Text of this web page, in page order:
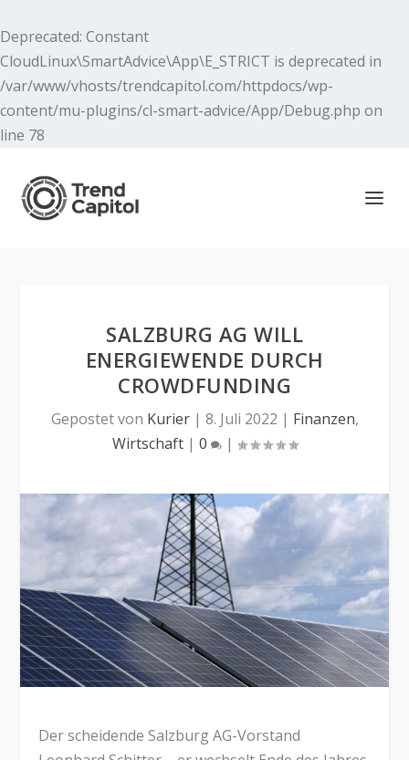
Deprecated: Constant
CloudLinux\SmartAdvice\App\E_STRICT is deprecated in
/var/www/vhosts/trendcapitol.com/httpdocs/wp-
content/mu-plugins/cl-smart-advice/App/Debug.php on
line 78
SALZBURG AG WILL
ENERGIEWENDE DURCH
CROWDFUNDING
Gepostet von Kurier| 8. Juli 2022 | Finanzen,
Wirtschaft| 0 |
Der scheidende Salzburg AG-Vorstand